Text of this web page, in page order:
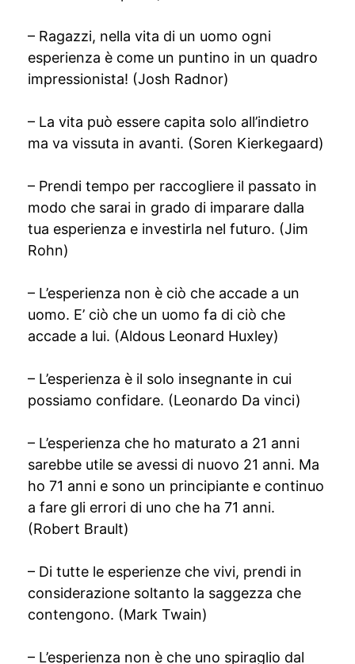
– Ragazzi, nella vita di un uomo ogni
esperienza è come un puntino in un quadro
impressionista! (Josh Radnor)
– La vita può essere capita solo all’indietro
ma va vissuta in avanti. (Soren Kierkegaard)
– Prendi tempo per raccogliere il passato in
modo che sarai in grado di imparare dalla
tua esperienza e investirla nel futuro. (Jim
Rohn)
– L’esperienza non è ciò che accade a un
uomo. E’ ciò che un uomo fa di ciò che
accade a lui. (Aldous Leonard Huxley)
– L’esperienza è il solo insegnante in cui
possiamo confidare. (Leonardo Da vinci)
– L’esperienza che ho maturato a 21 anni
sarebbe utile se avessi di nuovo 21 anni. Ma
ho 71 anni e sono un principiante e continuo
a fare gli errori di uno che ha 71 anni.
(Robert Brault)
– Di tutte le esperienze che vivi, prendi in
considerazione soltanto la saggezza che
contengono. (Mark Twain)
– L’esperienza non è che uno spiraglio dal